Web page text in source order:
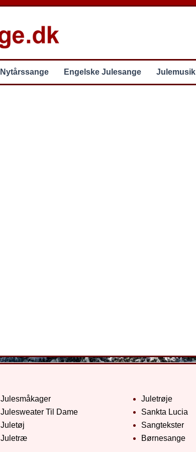
Nytårssange Engelske Julesange Julemusik
Julesmåkager
Julesweater Til Dame
Juletøj
Juletræ
Juletrøje
Sankta Lucia
Sangtekster
Børnesange